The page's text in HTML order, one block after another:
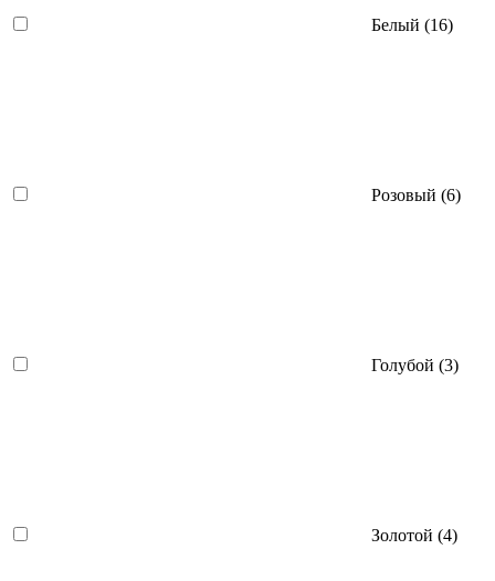
Белый (16)
Розовый (6)
Голубой (3)
Золотой (4)